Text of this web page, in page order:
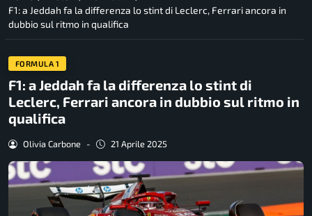
F1: a Jeddah fa la differenza lo stint di Leclerc, Ferrari ancora in
dubbio sul ritmo in qualifica
FORMULA 1
F1: a Jeddah fa la differenza lo stint di
Leclerc, Ferrari ancora in dubbio sul ritmo in
qualifica
Olivia Carbone - 21 Aprile 2025